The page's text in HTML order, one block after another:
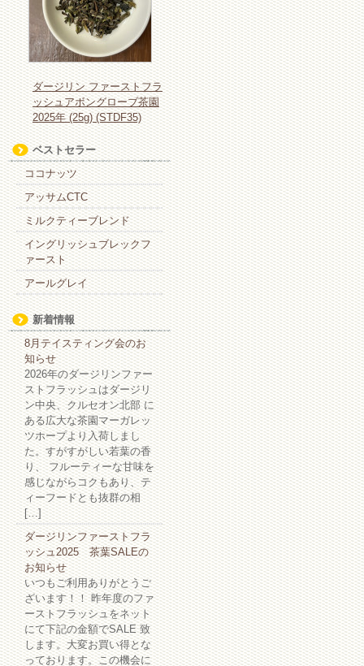
ダージリン ファーストフラ
ッシュアボングローブ茶園
2025年 (25g) (STDF35)
ベストセラー
ココナッツ
アッサムCTC
ミルクティーブレンド
イングリッシュブレックフ
ァースト
アールグレイ
新着情報
8月テイスティング会のお
知らせ
2026年のダージリンファー
ストフラッシュはダージリ
ン中央、クルセオン北部 に
ある広大な茶園マーガレッ
ツホープより入荷しまし
た。すがすがしい若葉の香
り、 フルーティーな甘味を
感じながらコクもあり、テ
ィーフードとも抜群の相
[…]
ダージリンファーストフラ
ッシュ2025 茶葉SALEの
お知らせ
いつもご利用ありがとうご
ざいます！！ 昨年度のファ
ーストフラッシュをネット
にて下記の金額でSALE 致
します。大変お買い得とな
っております。この機会に